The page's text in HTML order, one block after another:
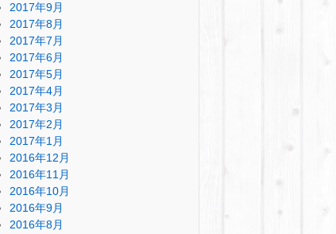
2017年9月
2017年8月
2017年7月
2017年6月
2017年5月
2017年4月
2017年3月
2017年2月
2017年1月
2016年12月
2016年11月
2016年10月
2016年9月
2016年8月